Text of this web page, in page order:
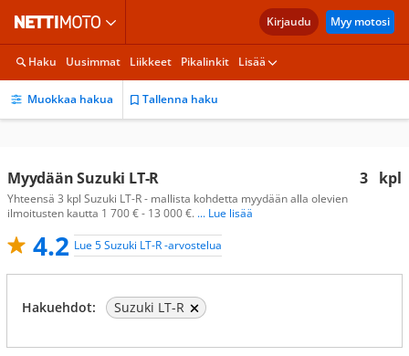
Kirjaudu Myy motosi
Haku Uusimmat Liikkeet Pikalinkit Lisää
Muokkaa hakua Tallenna haku
3 kpl
Myydään Suzuki LT-R
Yhteensä 3 kpl Suzuki LT-R - mallista kohdetta myydään alla olevien
ilmoitusten kautta 1 700 € - 13 000 €. ... Lue lisää
4.2 Lue 5 Suzuki LT-R -arvostelua
Hakuehdot: Suzuki LT-R